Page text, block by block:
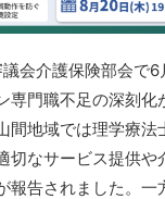
会介護保険部会で
専門職不足の深刻化
間地域では理学療法
切なサービス提供や
報告されました。一